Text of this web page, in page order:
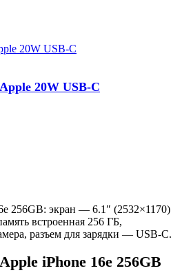
20W USB-C
256GB: экран — 6.1″ (2532×1170)
встроенная 256 ГБ,
разъем для зарядки — USB-C.
iPhone 16e 256GB